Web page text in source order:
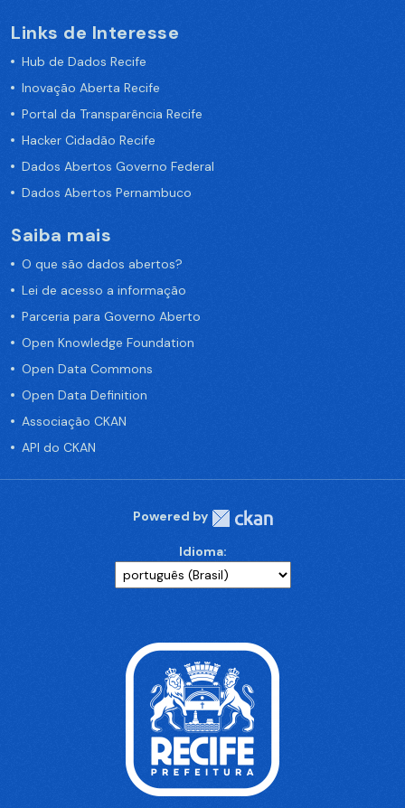
Links de Interesse
Hub de Dados Recife
Inovação Aberta Recife
Portal da Transparência Recife
Hacker Cidadão Recife
Dados Abertos Governo Federal
Dados Abertos Pernambuco
Saiba mais
O que são dados abertos?
Lei de acesso a informação
Parceria para Governo Aberto
Open Knowledge Foundation
Open Data Commons
Open Data Definition
Associação CKAN
API do CKAN
Powered by
Idioma